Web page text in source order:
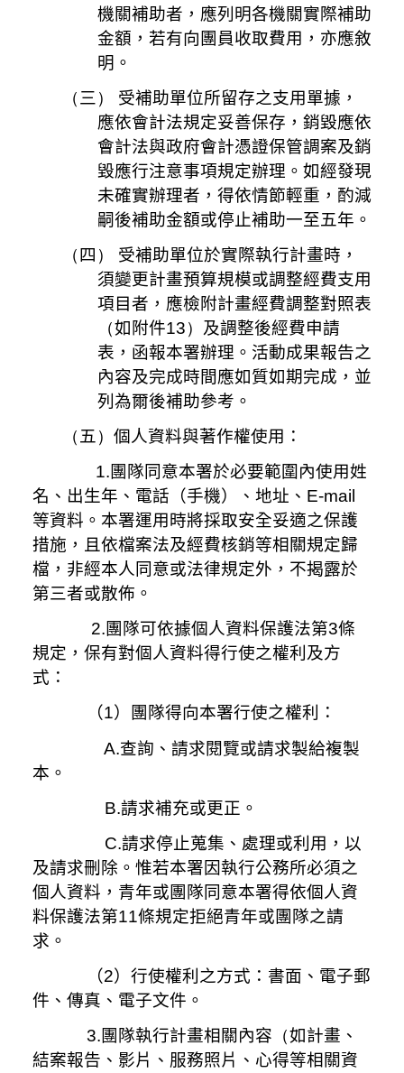
機關補助者，應列明各機關實際補助
金額，若有向團員收取費用，亦應敘
明。
（ 三 ） 受補助單位所留存之支用單據，
應依會計法規定妥善保存，銷毀應依
會計法與政府會計憑證保管調案及銷
毀應行注意事項規定辦理。如經發現
未確實辦理者，得依情節輕重，酌減
嗣後補助金額或停止補助一至五年。
（ 四 ） 受補助單位於實際執行計畫時，
須變更計畫預算規模或調整經費支用
項目者，應檢附計畫經費調整對照表
（如附件13） 及調整後經費申請
表，函報本署辦理。活動成果報告之
內容及完成時間應如質如期完成，並
列為爾後補助參考。
（ 五 ）個人資料與著作權使用：
1.團隊同意本署於必要範圍內使用姓
名、出生年、電話（手機）、地址、 E-mail
等資料。本署運用時將採取安全妥適之保護
措施，且依檔案法及經費核銷等相關規定歸
檔，非經本人同意或法律規定外，不揭露於
第三者或散佈。
2.團隊可依據個人資料保護法第3條
規定，保有對個人資料得行使之權利及方
式：
（1）團隊得向本署行使之權利：
A.查詢、請求閱覽或請求製給複製
本。
B.請求補充或更正。
C.請求停止蒐集、處理或利用，以
及請求刪除。惟若本署因執行公務所必須之
個人資料，青年或團隊同意本署得依個人資
料保護法第11條規定拒絕青年或團隊之請
求。
（2）行使權利之方式：書面、電子郵
件、傳真、電子文件。
3.團隊執行計畫相關內容 （如計畫、
結案報告、影片、服務照片、心得等相關資